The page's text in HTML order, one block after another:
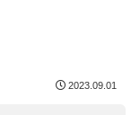
2023.09.01